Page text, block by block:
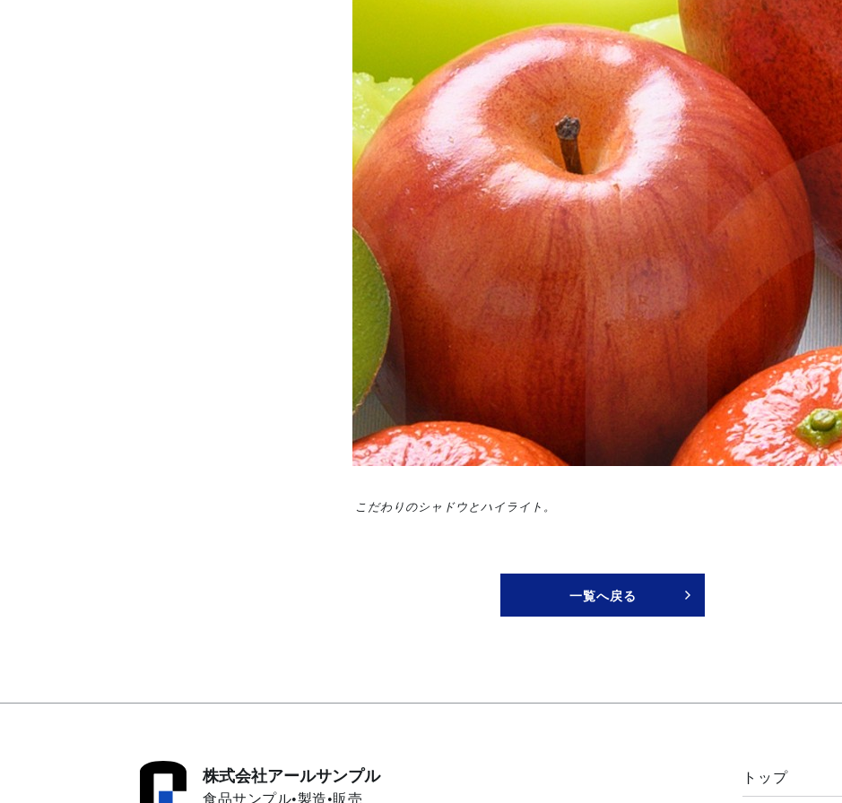
こだわりのシャドウとハイライト。
一覧へ戻る >
株式会社アールサンプル
食品サンプル•製造•販売
トップ